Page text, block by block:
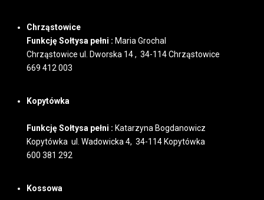
Chrząstowice
Funkcję Sołtysa pełni : Maria Grochal
Chrząstowice ul. Dworska 14 , 34-114 Chrząstowice
669 412 003
Kopytówka
Funkcję Sołtysa pełni : Katarzyna Bogdanowicz
Kopytówka ul. Wadowicka 4, 34-114 Kopytówka
600 381 292
Kossowa